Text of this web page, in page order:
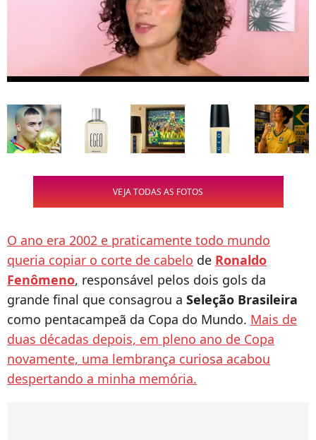
VEJA TODAS AS FOTOS
O ano era 2002 e praticamente todo mundo
queria copiar o corte de cabelo de Ronaldo
Fenômeno, responsável pelos dois gols da
grande final que consagrou a Seleção Brasileira
como pentacampeã da Copa do Mundo. Mais de
duas décadas depois, em pleno ano de Copa
novamente, uma lembrança curiosa acabou
despertando a minha memória.